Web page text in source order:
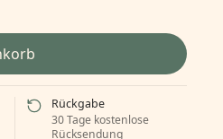
Rückgabe
30 Tage kostenlose
Rücksendung